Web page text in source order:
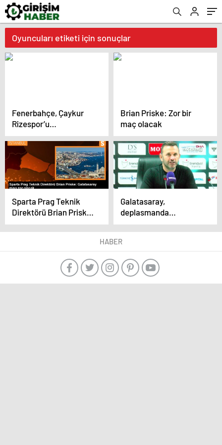
Oyuncuları etiketi için sonuçlar
Fenerbahçe, Çaykur
Rizespor’u
deplasmanda mağlup
etti
Brian Priske: Zor bir
maç olacak
Sparta Prag Teknik
Direktörü Brian Priske:
Galatasaray maçını
kazanırsak
Galatasaray,
deplasmanda
Samsunspor’u 2-0
mağlup etti
HABER